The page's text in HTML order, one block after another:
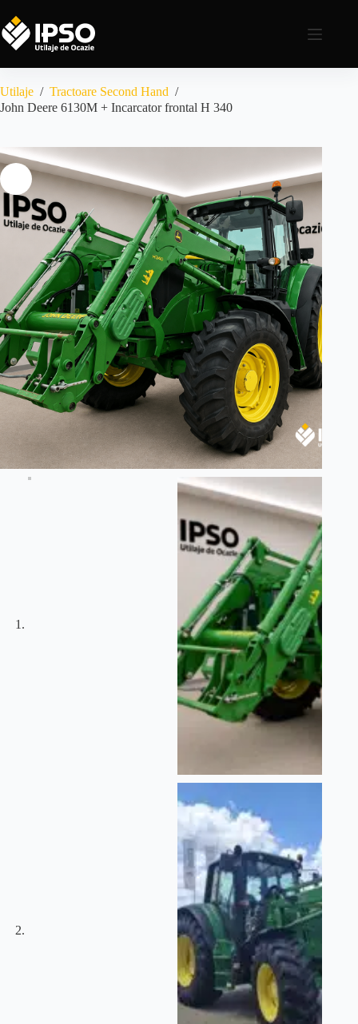
Utilaje / Tractoare Second Hand /
John Deere 6130M + Incarcator frontal H 340